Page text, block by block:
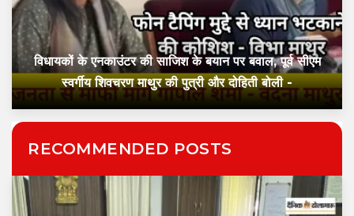
विधायकों के एनकाउंटर की साजिश के बयान पर बवाल, पूर्व सीएम
स्वर्गीय शिवचरण माथुर की पुत्री और दोहिती बोली -
RECOMMENDED POSTS